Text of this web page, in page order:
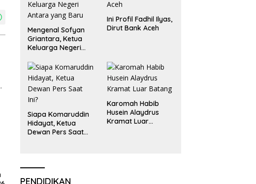
Mengenal Sofyan
Griantara, Ketua
Keluarga Negeri
Ini Profil Fadhil Ilyas,
Dirut Bank Aceh
Siapa Komaruddin
Hidayat, Ketua
Dewan Pers Saat
Karomah Habib
Husein Alaydrus
Kramat Luar
PENDIDIKAN